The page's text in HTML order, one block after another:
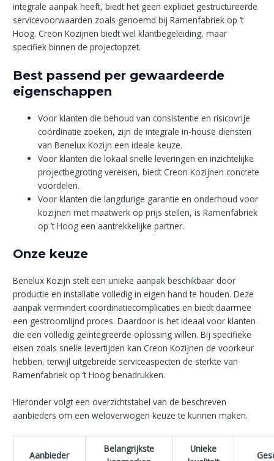
integrale aanpak heeft, biedt het geen expliciet gestructureerde
servicevoorwaarden zoals genoemd bij Ramenfabriek op ’t
Hoog. Creon Kozijnen biedt wel klantbegeleiding, maar
specifiek binnen de projectopzet.
Best passend per gewaardeerde
eigenschappen
Voor klanten die behoud van consistentie en risicovrije
coördinatie zoeken, zijn de integrale in-house diensten
van Benelux Kozijn een ideale keuze.
Voor klanten die lokaal snelle leveringen en inzichtelijke
projectbegroting vereisen, biedt Creon Kozijnen concrete
voordelen.
Voor klanten die langdurige garantie en onderhoud voor
kozijnen met maatwerk op prijs stellen, is Ramenfabriek
op ’t Hoog een aantrekkelijke partner.
Onze keuze
Benelux Kozijn stelt een unieke aanpak beschikbaar door
productie en installatie volledig in eigen hand te houden. Deze
aanpak vermindert coördinatiecomplicaties en biedt daarmee
een gestroomlijnd proces. Daardoor is het ideaal voor klanten
die een volledig geïntegreerde oplossing willen. Bij specifieke
eisen zoals snelle levertijden kan Creon Kozijnen de voorkeur
hebben, terwijl uitgebreide serviceaspecten de sterkte van
Ramenfabriek op ’t Hoog benadrukken.
Hieronder volgt een overzichtstabel van de beschreven
aanbieders om een weloverwogen keuze te kunnen maken.
Aanbieder
Belangrijkste
Unieke